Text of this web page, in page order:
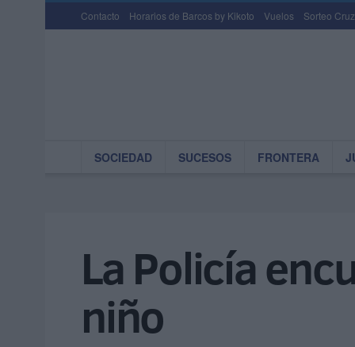
Contacto Horarios de Barcos by Kikoto Vuelos Sorteo
SOCIEDAD SUCESOS FRONTERA
La Policía
niño